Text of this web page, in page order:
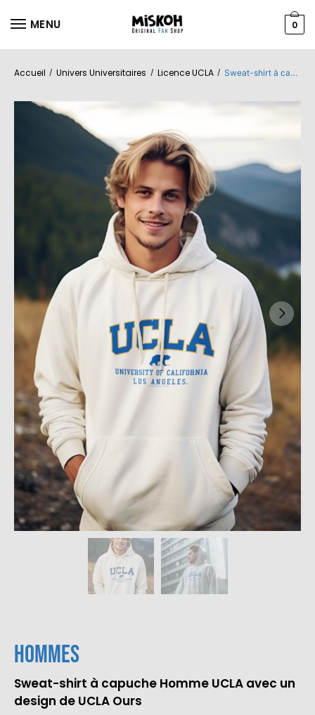
MENU 0
Accueil / Univers Universitaires / Licence UCLA / Sweat-shirt à capuche Homme UCLA avec un design de UCLA Ours
Hommes
Sweat-shirt à capuche Homme UCLA avec un
design de UCLA Ours